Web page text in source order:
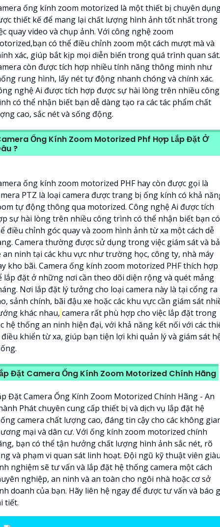
ống kính zoom motorized là một thiết bị chuyên
thiết kế để mang lại chất lượng hình ảnh tốt nhất trong
quay video và chụp ảnh. Với công nghệ zoom
có thể điều chỉnh zoom một cách mượt mà và
xác, giúp bắt kịp mọi diễn biến trong quá trình quan sát.
còn được tích hợp nhiều tính năng thông minh như
rung hình, lấy nét tự động nhanh chóng và chính xác.
nghệ Ai được tích hợp được sự hài lòng trên nhiều công
có thể nhận biết bạn dễ dàng tạo ra các tác phẩm chất
cao, sắc nét và sống động.
Ống Kính Zoom Motorized Phf Hợp Lắp Đặt Ở
?
ống kính zoom motorized PHF hay còn được gọi là
PTZ là loại camera được trang bị ống kính có khả
tự động thông qua motorized. Công nghệ Ai được tích
sự hài lòng trên nhiều công trình có thể nhận biết bạn có
điều chỉnh góc quay và zoom hình ảnh từ xa một cách dễ
Camera thường được sử dụng trong việc giám sát và
an ninh tại các khu vực như trường học, công ty, nhà máy
kho bãi. Camera ống kính zoom motorized PHF thích hợp
lắp đặt ở những nơi cần theo dõi diện rộng và quét mảng
Nơi lắp đặt lý tưởng cho loại camera này là tại cổng ra
sảnh chính, bãi đậu xe hoặc các khu vực cần giám sát
khác nhau, camera rất phù hợp cho việc lắp đặt trong
hệ thống an ninh hiện đại, với khả năng kết nối với các
khiển từ xa, giúp bạn tiện lợi khi quản lý và giám sát
Đặt Camera Ống Kính Zoom Motorized Chính Hãng
Đặt Camera Ống Kính Zoom Motorized Chính Hãng - An
Phát chuyên cung cấp thiết bị và dịch vụ lắp đặt hệ
camera chất lượng cao, đáng tin cậy cho các không
mại và dân cư. Với ống kính zoom motorized chính
bạn có thể tận hưởng chất lượng hình ảnh sắc nét, rõ
và phạm vi quan sát linh hoạt. Đội ngũ kỹ thuật viên
nghiệm sẽ tư vấn và lắp đặt hệ thống camera một cách
nghiệp, an ninh và an toàn cho ngôi nhà hoặc cơ sở
doanh của bạn. Hãy liên hệ ngay để được tư vấn và báo
tiết.